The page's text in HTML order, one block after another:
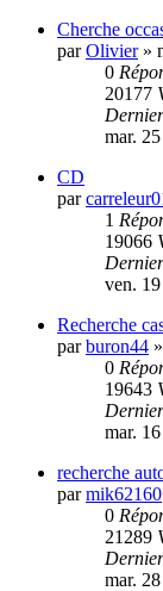
Cherche
parOlivier»
0
20177
mar.
CD
par
1
19066
ven.
Recherche
parburon44 »
0
19643
mar.
recherche
parmik62160
0
21289
mar.